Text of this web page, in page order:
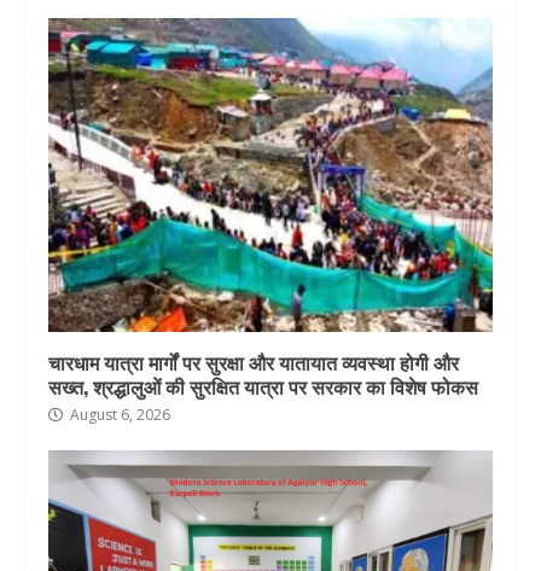
चारधाम यात्रा मार्गों पर सुरक्षा और यातायात व्यवस्था होगी और
सख्त, श्रद्धालुओं की सुरक्षित यात्रा पर सरकार का विशेष फोकस
August 6, 2026